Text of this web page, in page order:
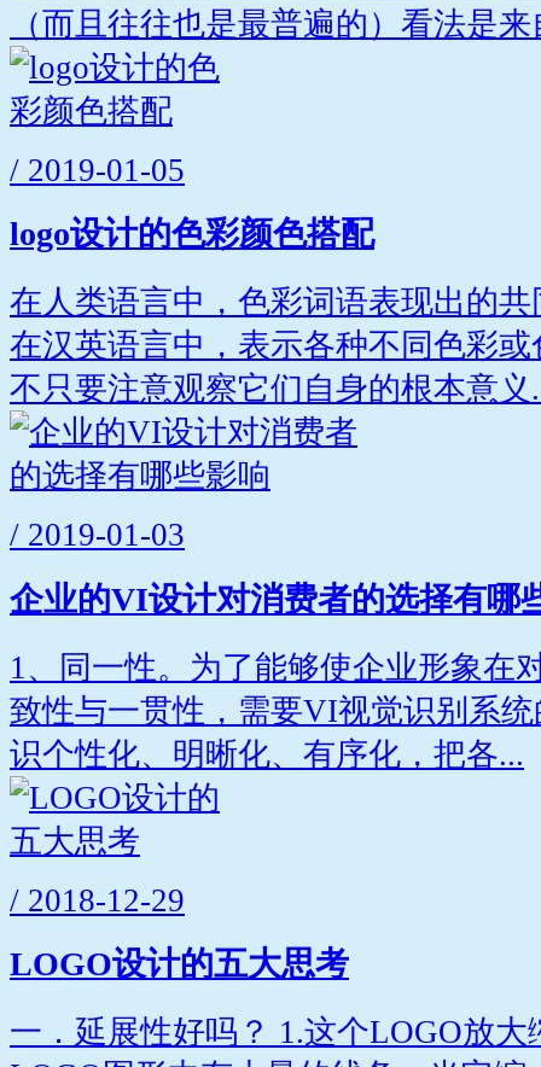
（而且往往也是最普遍的）看法是来
/ 2019-01-05
logo设计的色彩颜色搭配
在人类语言中，色彩词语表现出的
在汉英语言中，表示各种不同色彩
不只要注意观察它们自身的根本意义
/ 2019-01-03
企业的VI设计对消费者的选择有哪
1、同一性。为了能够使企业形象在
致性与一贯性，需要VI视觉识别系
识个性化、明晰化、有序化，把各...
/ 2018-12-29
LOGO设计的五大思考
一．延展性好吗？ 1.这个LOGO放